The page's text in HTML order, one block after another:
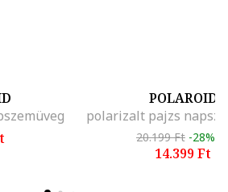
POLAROID
20.199 Ft -28%
14.399 Ft